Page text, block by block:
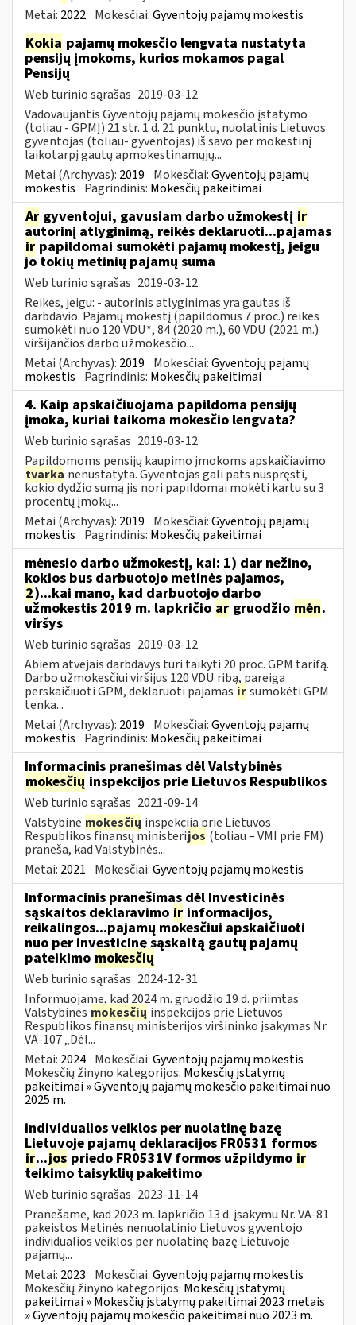
Metai: 2022 Mokesčiai:Gyventojų pajamų mokestis
Kokia pajamų mokesčio lengvata nustatyta
pensijų įmokoms, kurios mokamos pagal
Pensijų
Web turinio sąrašas 2019-03-12
Vadovaujantis Gyventojų pajamų mokesčio įstatymo
(toliau - GPMĮ) 21 str. 1 d. 21 punktu, nuolatinis Lietuvos
gyventojas (toliau- gyventojas) iš savo per mokestinį
laikotarpį gautų apmokestinamųjų...
Metai (Archyvas): 2019 Mokesčiai:Gyventojų pajamų
mokestis Pagrindinis: Mokesčių pakeitimai
Ar gyventojui, gavusiam darbo užmokestį ir
autorinį atlyginimą, reikės deklaruoti...pajamas
ir papildomai sumokėti pajamų mokestį, jeigu
jo tokių metinių pajamų suma
Web turinio sąrašas 2019-03-12
Reikės, jeigu: - autorinis atlyginimas yra gautas iš
darbdavio. Pajamų mokestį (papildomus 7 proc.) reikės
sumokėti nuo 120 VDU*, 84 (2020 m.), 60 VDU (2021 m.)
viršijančios darbo užmokesčio...
Metai (Archyvas): 2019 Mokesčiai:Gyventojų pajamų
mokestis Pagrindinis: Mokesčių pakeitimai
4. Kaip apskaičiuojama papildoma pensijų
įmoka, kuriai taikoma mokesčio lengvata?
Web turinio sąrašas 2019-03-12
Papildomoms pensijų kaupimo įmokoms apskaičiavimo
tvarka nenustatyta. Gyventojas gali pats nuspręsti,
kokio dydžio sumą jis nori papildomai mokėti kartu su 3
procentų įmokų...
Metai (Archyvas): 2019 Mokesčiai:Gyventojų pajamų
mokestis Pagrindinis: Mokesčių pakeitimai
mėnesio darbo užmokestį, kai: 1) dar nežino,
kokios bus darbuotojo metinės pajamos,
2)...kai mano, kad darbuotojo darbo
užmokestis 2019 m. lapkričio ar gruodžio mėn.
viršys
Web turinio sąrašas 2019-03-12
Abiem atvejais darbdavys turi taikyti 20 proc. GPM tarifą.
Darbo užmokesčiui viršijus 120 VDU ribą, pareiga
perskaičiuoti GPM, deklaruoti pajamas irsumokėti GPM
tenka...
Metai (Archyvas): 2019 Mokesčiai:Gyventojų pajamų
mokestis Pagrindinis: Mokesčių pakeitimai
Informacinis pranešimas dėl Valstybinės
mokesčių inspekcijos prie Lietuvos Respublikos
Web turinio sąrašas 2021-09-14
Valstybinė mokesčių inspekcija prie Lietuvos
Respublikos finansų ministerijos (toliau – VMI prie FM)
praneša, kad Valstybinės...
Metai: 2021 Mokesčiai:Gyventojų pajamų mokestis
Informacinis pranešimas dėl Investicinės
sąskaitos deklaravimo ir informacijos,
reikalingos...pajamų mokesčiui apskaičiuoti
nuo per investicinę sąskaitą gautų pajamų
pateikimo mokesčių
Web turinio sąrašas 2024-12-31
Informuojame, kad 2024 m. gruodžio 19 d. priimtas
Valstybinės mokesčių inspekcijos prie Lietuvos
Respublikos finansų ministerijos viršininko įsakymas Nr.
VA-107 „Dėl...
Metai: 2024 Mokesčiai:Gyventojų pajamų mokestis
Mokesčių žinyno kategorijos: Mokesčių įstatymų
pakeitimai » Gyventojų pajamų mokesčio pakeitimai nuo
2025 m.
individualios veiklos per nuolatinę bazę
Lietuvoje pajamų deklaracijos FR0531 formos
ir...jos priedo FR0531V formos užpildymo ir
teikimo taisyklių pakeitimo
Web turinio sąrašas 2023-11-14
Pranešame, kad 2023 m. lapkričio 13 d. įsakymu Nr. VA-81
pakeistos Metinės nenuolatinio Lietuvos gyventojo
individualios veiklos per nuolatinę bazę Lietuvoje
pajamų...
Metai: 2023 Mokesčiai:Gyventojų pajamų mokestis
Mokesčių žinyno kategorijos: Mokesčių įstatymų
pakeitimai » Mokesčių įstatymų pakeitimai 2023 metais
» Gyventojų pajamų mokesčio pakeitimai nuo 2023 m.